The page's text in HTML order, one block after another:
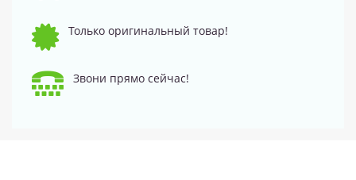
Только оригинальный товар!
Звони прямо сейчас!